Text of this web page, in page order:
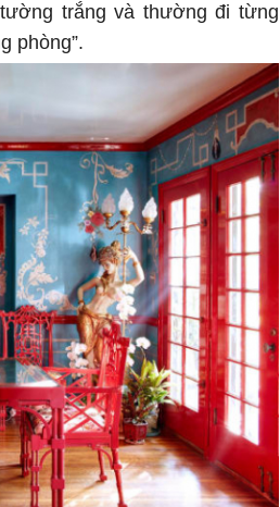
trắng và thường đi từng
phòng”.